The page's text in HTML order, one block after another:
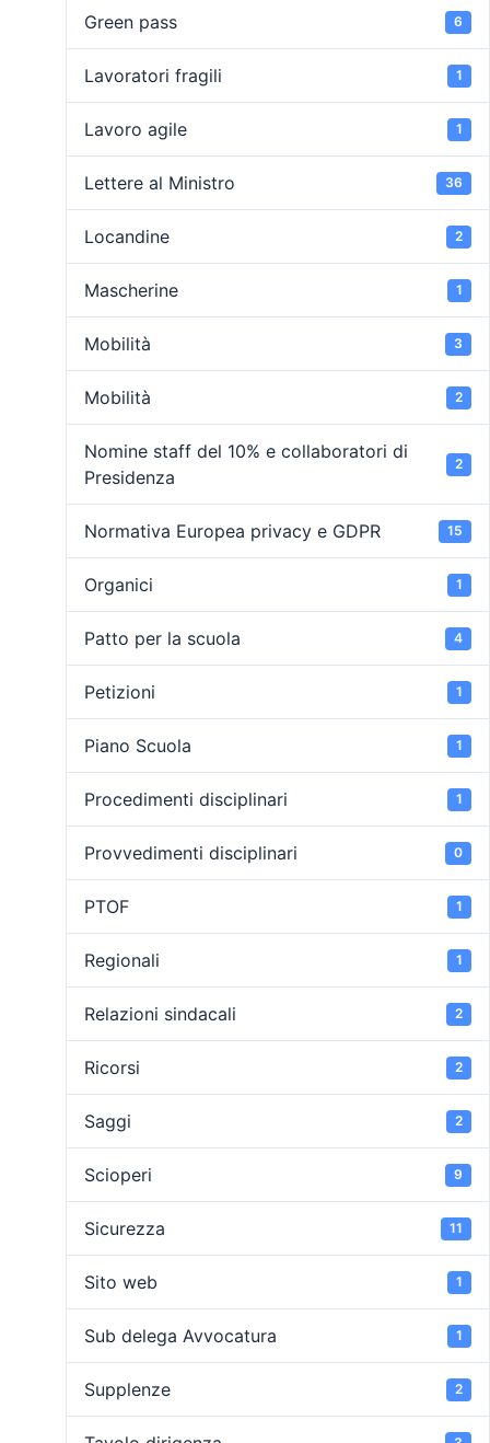
Green pass 6
Lavoratori fragili 1
Lavoro agile 1
Lettere al Ministro 36
Locandine 2
Mascherine 1
Mobilità 3
Mobilità 2
Nomine staff del 10% e collaboratori di
Presidenza
2
Normativa Europea privacy e GDPR 15
Organici 1
Patto per la scuola 4
Petizioni 1
Piano Scuola 1
Procedimenti disciplinari 1
Provvedimenti disciplinari 0
PTOF 1
Regionali 1
Relazioni sindacali 2
Ricorsi 2
Saggi 2
Scioperi 9
Sicurezza 11
Sito web 1
Sub delega Avvocatura 1
Supplenze 2